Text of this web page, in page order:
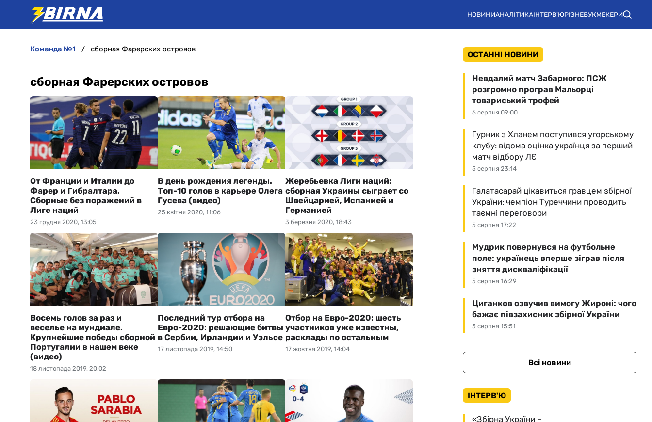
НОВИНИАНАЛІТИКАІНТЕРВ'ЮРІЗНЕБУКМЕКЕРИ
команда №1 сборная Фарерских островов
сборная Фарерских островов
23 грудня 2020, 13:05
От Франции и Италии до
Фарер и Гибралтара.
Сборные без поражений в
Лиге наций
25 квітня 2020, 11:06
В день рождения легенды.
Топ-10 голов в карьере Олега
Гусева (видео)
3 березня 2020, 18:43
Жеребьевка Лиги наций:
сборная Украины сыграет со
Швейцарией, Испанией и
Германией
18 листопада 2019, 20:02
Восемь голов за раз и
веселье на мундиале.
Крупнейшие победы сборной
Португалии в нашем веке
(видео)
17 листопада 2019, 14:50
Последний тур отбора на
Евро-2020: решающие битвы
в Сербии, Ирландии и Уэльсе
17 жовтня 2019, 14:04
Отбор на Евро-2020: шесть
участников уже известны,
расклады по остальным
ОСТАННІ НОВИНИ
6 серпня 09:00
Невдалий матч Забарного: ПСЖ
розгромно програв Мальорці
товариський трофей
5 серпня 23:14
Гурник з Хланем поступився угорському
клубу: відома оцінка українця за перший
матч відбору ЛЄ
5 серпня 17:22
Галатасарай цікавиться гравцем збірної
України: чемпіон Туреччини проводить
таємні переговори
5 серпня 16:29
Мудрик повернувся на футбольне
поле: українець вперше зіграв після
зняття дискваліфікації
5 серпня 15:51
Циганков озвучив вимогу Жироні: чого
бажає півзахисник збірної України
Всі новини
ІНТЕРВ'Ю
«Збірна України –